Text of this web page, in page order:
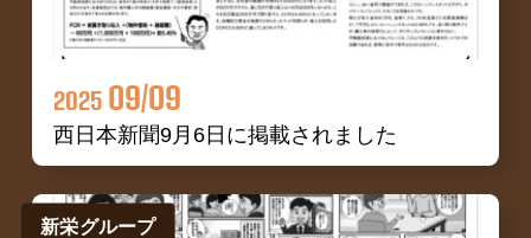
2025 09/09
西日本新聞9月6日に掲載されました
新栄グループ